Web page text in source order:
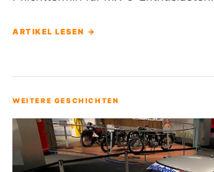
ARTIKEL LESEN →
WEITERE GESCHICHTEN